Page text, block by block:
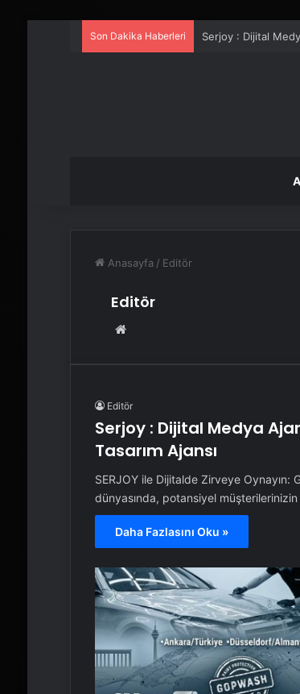
Son Dakika Haberleri UETDS Nedir ?
Anasayfa / Editör
Editör
Editör
Serjoy : Dijital Medya
Tasarım Ajansı
SERJOY ile Dijitalde Zirveye Oynayın:
dünyasında, potansiyel
Daha Fazlasını Oku »